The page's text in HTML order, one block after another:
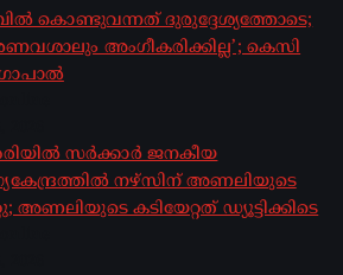
ബിൽ കൊണ്ടുവന്നത് ദുരുദ്ദേശ്യത്തോടെ;
അം​ഗീകരിക്കില്ല’; കെസി
സര്‍ക്കാര്‍ ജനകീയ
നഴ്സിന് അണലിയുടെ
അണലിയുടെ കടിയേറ്റത് ഡ്യൂട്ടിക്കിടെ